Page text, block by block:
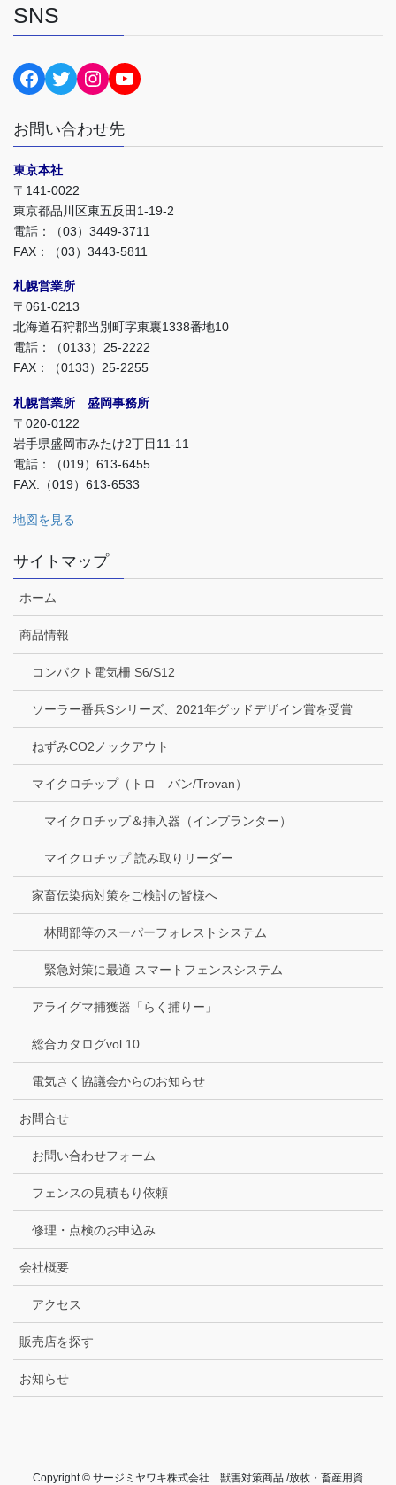
SNS
surgemiyawaki
surgemiyawaki
surgemiyawaki1958
@surgemiyawaki
お問い合わせ先
東京本社
〒141-0022
東京都品川区東五反田1-19-2
電話：（03）3449-3711
FAX：（03）3443-5811
札幌営業所
〒061-0213
北海道石狩郡当別町字東裏1338番地10
電話：（0133）25-2222
FAX：（0133）25-2255
札幌営業所 盛岡事務所
〒020-0122
岩手県盛岡市みたけ2丁目11-11
電話：（019）613-6455
FAX:（019）613-6533
地図を見る
サイトマップ
ホーム
商品情報
コンパクト電気柵 S6/S12
ソーラー番兵Sシリーズ、2021年グッドデザイン賞を受賞
ねずみCO2ノックアウト
マイクロチップ（トロ―バン/Trovan）
マイクロチップ＆挿入器（インプランター）
マイクロチップ 読み取りリーダー
家畜伝染病対策をご検討の皆様へ
林間部等のスーパーフォレストシステム
緊急対策に最適 スマートフェンスシステム
アライグマ捕獲器「らく捕りー」
総合カタログvol.10
電気さく協議会からのお知らせ
お問合せ
お問い合わせフォーム
フェンスの見積もり依頼
修理・点検のお申込み
会社概要
アクセス
販売店を探す
お知らせ
Copyright © サージミヤワキ株式会社 獣害対策商品 /放牧・畜産用資